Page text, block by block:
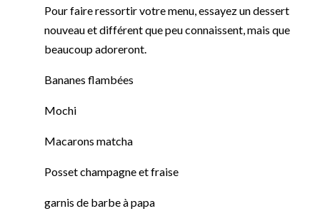
Pour faire ressortir votre menu, essayez un dessert
nouveau et différent que peu connaissent, mais que
beaucoup adoreront.
Bananes flambées
Mochi
Macarons matcha
Posset champagne et fraise
garnis de barbe à papa